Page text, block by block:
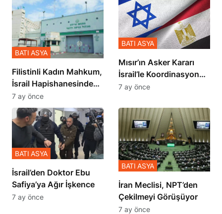
Filistinli Kadın Mahkum,
İsrail Hapishanesindeki
Zulmü Anlattı
BATI ASYA
7 ay önce
Mısır’ın Asker Kararı
İsrail’le Koordinasyon
İçinde Gerçekleşmiş
BATI ASYA
7 ay önce
İsrail’den Doktor Ebu
Safiya’ya Ağır İşkence
BATI ASYA
7 ay önce
İran Meclisi, NPT’den
Çekilmeyi Görüşüyor
BATI ASYA
7 ay önce